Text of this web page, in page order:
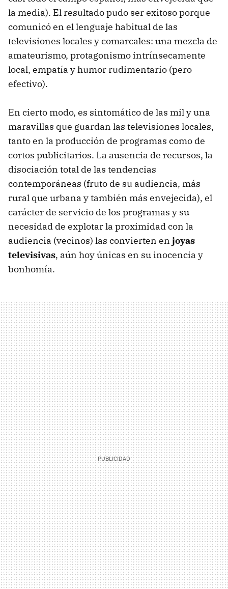
la media). El resultado pudo ser exitoso porque
comunicó en el lenguaje habitual de las
televisiones locales y comarcales: una mezcla de
amateurismo, protagonismo intrínsecamente
local, empatía y humor rudimentario (pero
efectivo).
En cierto modo, es sintomático de las mil y una
maravillas que guardan las televisiones locales,
tanto en la producción de programas como de
cortos publicitarios. La ausencia de recursos, la
disociación total de las tendencias
contemporáneas (fruto de su audiencia, más
rural que urbana y también más envejecida), el
carácter de servicio de los programas y su
necesidad de explotar la proximidad con la
audiencia (vecinos) las convierten en joyas
televisivas, aún hoy únicas en su inocencia y
bonhomía.